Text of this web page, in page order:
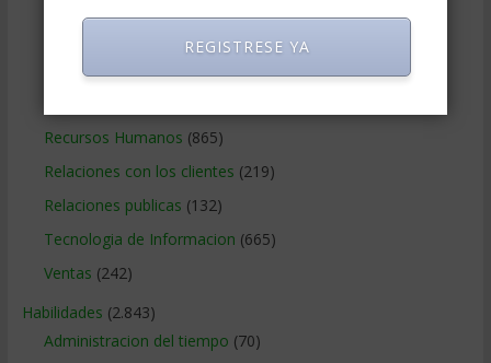
Operaciones y Logística
Recursos Humanos (865)
Relaciones con los clientes (219)
Relaciones publicas (132)
Tecnologia de Informacion (665)
Ventas (242)
Habilidades (2.843)
Administracion del tiempo (70)
REGISTRESE YA